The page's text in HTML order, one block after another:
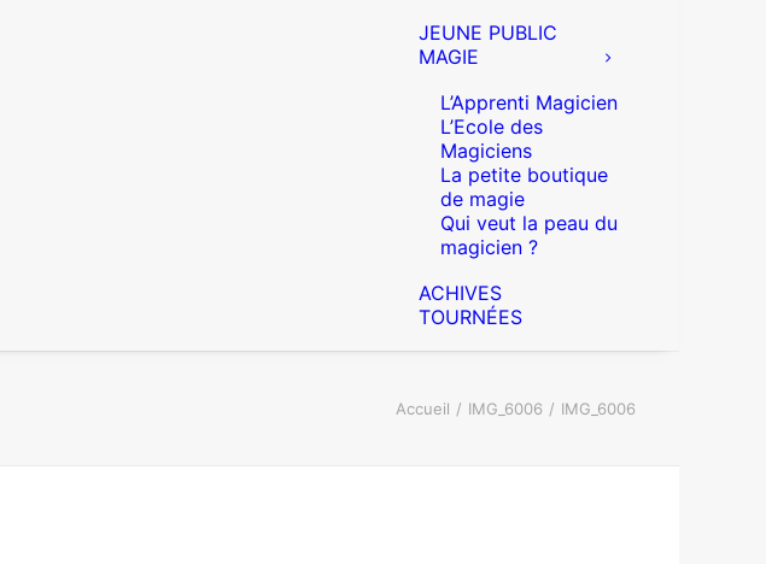
JEUNE PUBLIC
MAGIE
L’Apprenti Magicien
L’Ecole des
Magiciens
La petite boutique
de magie
Qui veut la peau du
magicien ?
ACHIVES
TOURNÉES
Accueil IMG_6006 IMG_6006